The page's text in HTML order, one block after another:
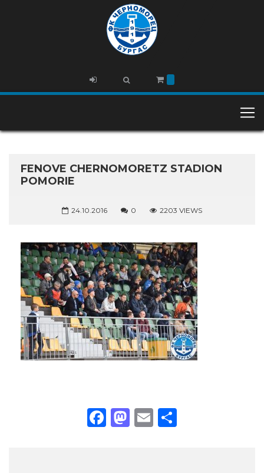
FENOVE CHERNOMORETZ STADION
POMORIE
24.10.2016 0 2203 VIEWS
Facebook
Mastodon
Email